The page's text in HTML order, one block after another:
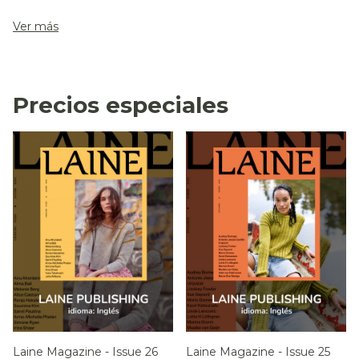
Tejiendo con
Mostacillas –
Pope Vergara
(Laine
Publishing)
Ver más
Precios especiales
Laine Magazine - Issue 26
Laine Magazine - Issue 25